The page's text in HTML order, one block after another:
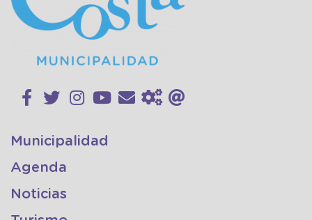
Municipalidad
Agenda
Noticias